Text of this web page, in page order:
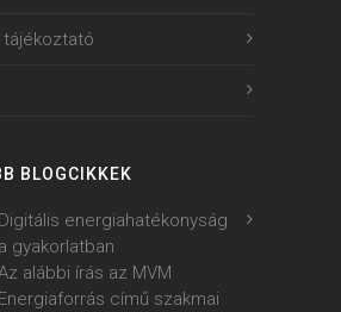
BLOGCIKKEK
Digitális energiahatékonyság
a gyakorlatban
alábbi írás az MVM
Energiaforrás című szakmai